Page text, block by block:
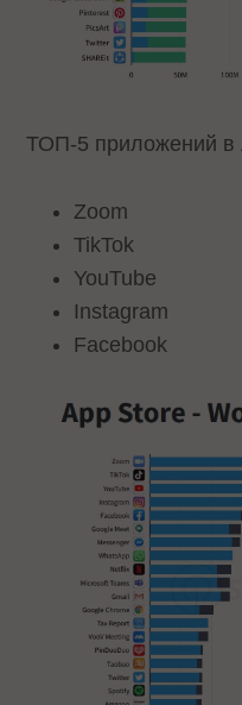
ТОП-5 приложений в
Zoom
TikTok
YouTube
Instagram
Facebook